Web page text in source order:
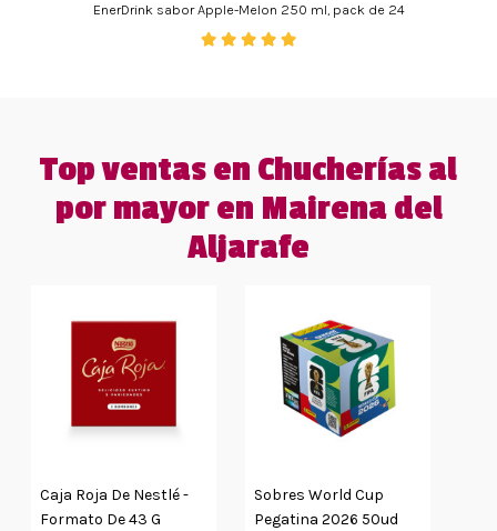
EnerDrink sabor Apple-Melon 250 ml, pack de 24
Top ventas en Chucherías al
por mayor en Mairena del
Aljarafe
Caja Roja De Nestlé -
Formato De 43 G
Sobres World Cup
Pegatina 2026 50ud